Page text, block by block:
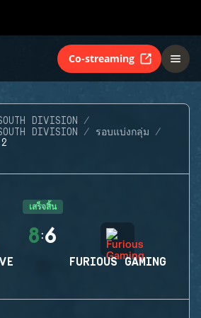
Co-streaming
DIVISION
DIVISION
รอบแบ่งกลุ่ม
เสร็จสิ้น
8 :6
FURIOUS GAMING